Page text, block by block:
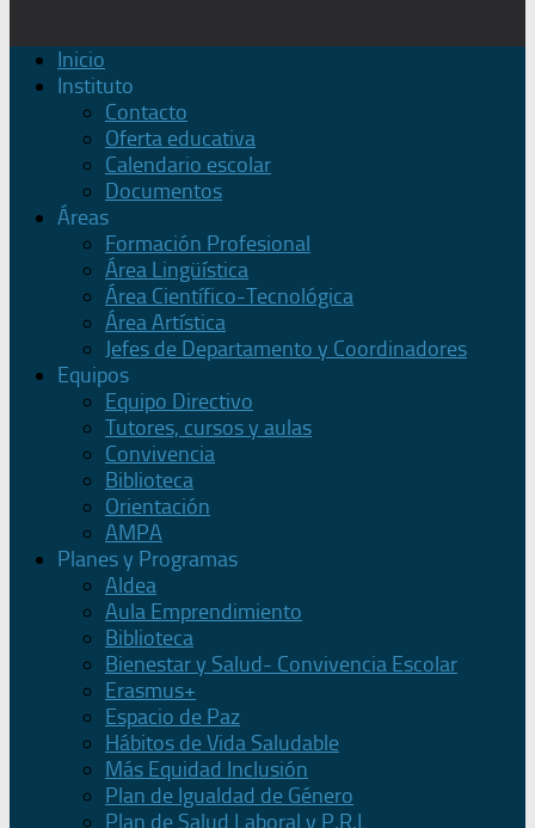
Inicio
Instituto
Contacto
Oferta educativa
Calendario escolar
Documentos
Áreas
Formación Profesional
Área Lingüística
Área Científico-Tecnológica
Área Artística
Jefes de Departamento y Coordinadores
Equipos
Equipo Directivo
Tutores, cursos y aulas
Convivencia
Biblioteca
Orientación
AMPA
Planes y Programas
Aldea
Aula Emprendimiento
Biblioteca
Bienestar y Salud- Convivencia Escolar
Erasmus+
Espacio de Paz
Hábitos de Vida Saludable
Más Equidad Inclusión
Plan de Igualdad de Género
Plan de Salud Laboral y P.R.L